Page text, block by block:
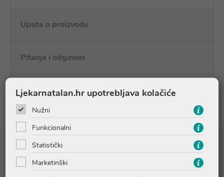
Upute o proizvodu
Pitanja i odgovori
Recenzije
Aqua (Water, Eau), Ethylhexyl Palmitate, Propylheptyl Caprylate,
Ljekarnatalan.hr upotrebljava kolačiće
Nužni
Funkcionalni
Statistički
Marketinški